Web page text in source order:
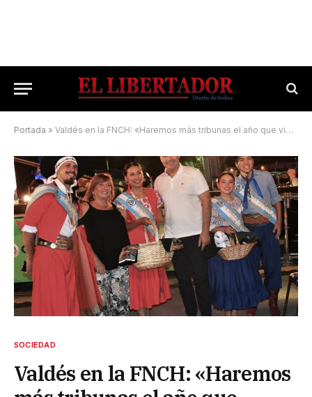
Portada » Valdés en la FNCH: «Haremos más tribunas el año que viene»
SOCIEDAD
Valdés en la FNCH: «Haremos